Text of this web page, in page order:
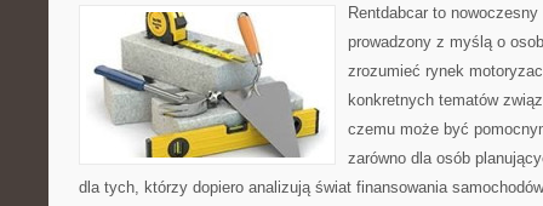
Rentdabcar to
prowadzony z myślą o
zrozumieć rynek
konkretnych tematów
czemu może być
zarówno dla osób
dla tych, którzy dopiero analizują świat finansowania